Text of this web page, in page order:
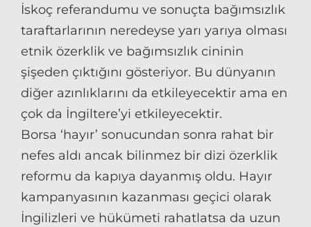
İskoç referandumu ve sonuçta bağımsızlık
taraftarlarının neredeyse yarı yarıya olması
etnik özerklik ve bağımsızlık cininin
şişeden çıktığını gösteriyor. Bu dünyanın
diğer azınlıklarını da etkileyecektir ama en
çok da İngiltere’yi etkileyecektir.
Borsa ‘hayır’ sonucundan sonra rahat bir
nefes aldı ancak bilinmez bir dizi özerklik
reformu da kapıya dayanmış oldu. Hayır
kampanyasının kazanması geçici olarak
İngilizleri ve hükümeti rahatlatsa da uzun